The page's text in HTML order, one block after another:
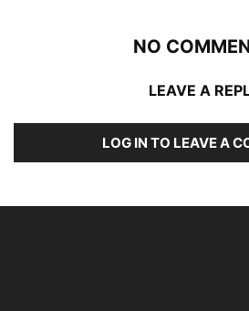
NO
LEAVE A
LOG IN TO LEAVE A